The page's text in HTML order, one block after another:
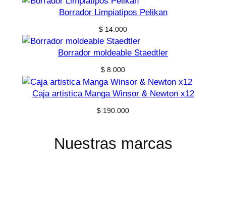
Borrador Limpiatipos Pelikan
$ 14.000
Borrador moldeable Staedtler
$ 8.000
Caja artistica Manga Winsor & Newton x12
$ 190.000
Nuestras marcas